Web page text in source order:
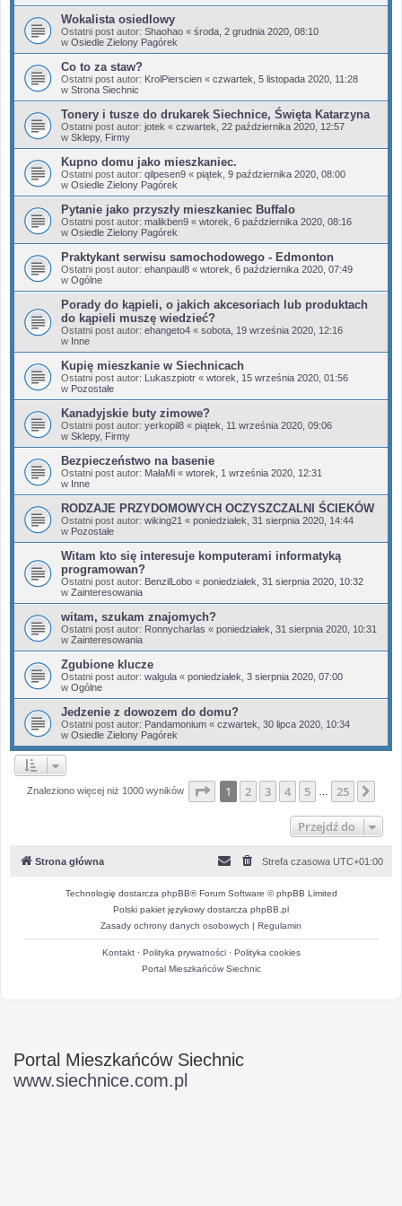
Wokalista osiedlowy
Ostatni post autor: Shaohao « środa, 2 grudnia 2020, 08:10
w Osiedle Zielony Pagórek
Co to za staw?
Ostatni post autor: KrolPierscien « czwartek, 5 listopada 2020, 11:28
w Strona Siechnic
Tonery i tusze do drukarek Siechnice, Święta Katarzyna
Ostatni post autor: jotek « czwartek, 22 października 2020, 12:57
w Sklepy, Firmy
Kupno domu jako mieszkaniec.
Ostatni post autor: qilpesen9 « piątek, 9 października 2020, 08:00
w Osiedle Zielony Pagórek
Pytanie jako przyszły mieszkaniec Buffalo
Ostatni post autor: malikben9 « wtorek, 6 października 2020, 08:16
w Osiedle Zielony Pagórek
Praktykant serwisu samochodowego - Edmonton
Ostatni post autor: ehanpaul8 « wtorek, 6 października 2020, 07:49
w Ogólne
Porady do kąpieli, o jakich akcesoriach lub produktach
do kąpieli muszę wiedzieć?
Ostatni post autor: ehangeto4 « sobota, 19 września 2020, 12:16
w Inne
Kupię mieszkanie w Siechnicach
Ostatni post autor: Lukaszpiotr « wtorek, 15 września 2020, 01:56
w Pozostałe
Kanadyjskie buty zimowe?
Ostatni post autor: yerkopil8 « piątek, 11 września 2020, 09:06
w Sklepy, Firmy
Bezpieczeństwo na basenie
Ostatni post autor: MałaMi « wtorek, 1 września 2020, 12:31
w Inne
RODZAJE PRZYDOMOWYCH OCZYSZCZALNI ŚCIEKÓW
Ostatni post autor: wiking21 « poniedziałek, 31 sierpnia 2020, 14:44
w Pozostałe
Witam kto się interesuje komputerami informatyką
programowan?
Ostatni post autor: BenzilLobo « poniedziałek, 31 sierpnia 2020, 10:32
w Zainteresowania
witam, szukam znajomych?
Ostatni post autor: Ronnycharlas « poniedziałek, 31 sierpnia 2020, 10:31
w Zainteresowania
Zgubione klucze
Ostatni post autor: walgula « poniedziałek, 3 sierpnia 2020, 07:00
w Ogólne
Jedzenie z dowozem do domu?
Ostatni post autor: Pandamonium « czwartek, 30 lipca 2020, 10:34
w Osiedle Zielony Pagórek
Znaleziono więcej niż 1000 wyników Strona z25
1 2 3 4 5 25
Przejdź do
Strona główna Strefa czasowa UTC+01:00
Technologię dostarcza phpBB® Forum Software © phpBB Limited
Polski pakiet językowy dostarcza phpBB.pl
Zasady ochrony danych osobowych | Regulamin
Kontakt· Polityka prywatności· Polityka cookies
Portal Mieszkańców Siechnic
Portal Mieszkańców Siechnic
www.siechnice.com.pl